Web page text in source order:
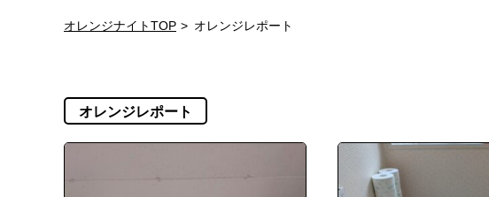
オレンジナイトTOP オレンジレポート
オレンジレポート